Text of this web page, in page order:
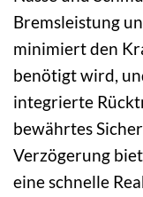
Bremsleistung
minimiert den
benötigt wird,
integrierte
bewährtes
Verzögerung
eine schnelle